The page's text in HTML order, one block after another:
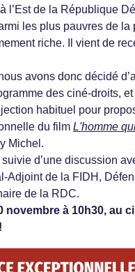
l’Est de la République
les plus pauvres de la
riche. Il vient de
avons donc décidé
des ciné-droits,
habituel pour
du film L'homme
Michel.
d’une discussion
Adjoint de la FIDH,
de la RDC.
novembre à 10h30, au